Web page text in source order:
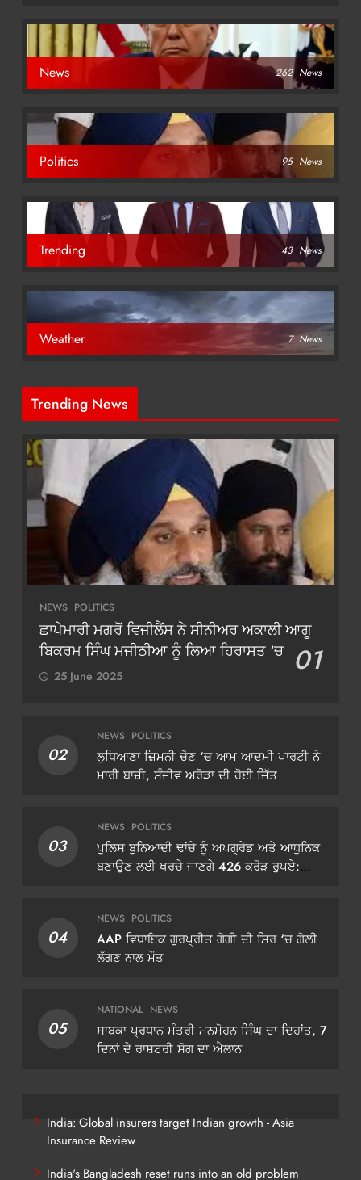
News 262 News
Politics 95 News
Trending 43 News
Weather 7 News
Trending News
NEWS POLITICS
ਛਾਪੇਮਾਰੀ ਮਗਰੋਂ ਵਿਜੀਲੈਂਸ ਨੇ ਸੀਨੀਅਰ ਅਕਾਲੀ ਆਗੂ
ਬਿਕਰਮ ਸਿੰਘ ਮਜੀਠੀਆ ਨੂੰ ਲਿਆ ਹਿਰਾਸਤ ‘ਚ 01
25 June 2025
02
NEWS POLITICS
ਲੁਧਿਆਣਾ ਜ਼ਿਮਨੀ ਚੋਣ ‘ਚ ਆਮ ਆਦਮੀ ਪਾਰਟੀ ਨੇ
ਮਾਰੀ ਬਾਜ਼ੀ, ਸੰਜੀਵ ਅਰੋੜਾ ਦੀ ਹੋਈ ਜਿੱਤ
03
NEWS POLITICS
ਪੁਲਿਸ ਬੁਨਿਆਦੀ ਢਾਂਚੇ ਨੂੰ ਅਪਗ੍ਰੇਡ ਅਤੇ ਆਧੁਨਿਕ
ਬਣਾਉਣ ਲਈ ਖਰਚੇ ਜਾਣਗੇ 426 ਕਰੋੜ ਰੁਪਏ:
04
NEWS POLITICS
AAP ਵਿਧਾਇਕ ਗੁਰਪ੍ਰੀਤ ਗੋਗੀ ਦੀ ਸਿਰ ‘ਚ ਗੋਲ਼ੀ
ਲੱਗਣ ਨਾਲ ਮੌਤ
05
NATIONAL NEWS
ਸਾਬਕਾ ਪ੍ਰਧਾਨ ਮੰਤਰੀ ਮਨਮੋਹਨ ਸਿੰਘ ਦਾ ਦਿਹਾਂਤ, 7
ਦਿਨਾਂ ਦੇ ਰਾਸ਼ਟਰੀ ਸੋਗ ਦਾ ਐਲਾਨ
India: Global insurers target Indian growth - Asia
Insurance Review
India's Bangladesh reset runs into an old problem